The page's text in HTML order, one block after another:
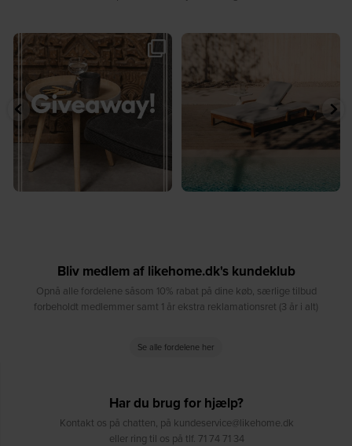
🎉 GIVEAWAY 🎉⁠
Vind det stilfulde Sasha...
207 217
☀️ Sommerens favorit til terrassen ☀️⁠
8 0
Bliv medlem af likehome.dk's kundeklub
Opnå alle fordelene såsom 10% rabat på dine køb, særlige tilbud
forbeholdt medlemmer samt 1 år ekstra reklamationsret (3 år i alt)
Se alle fordelene her
Har du brug for hjælp?
Kontakt os på chatten, på kundeservice@likehome.dk
eller ring til os på tlf. 71 74 71 34